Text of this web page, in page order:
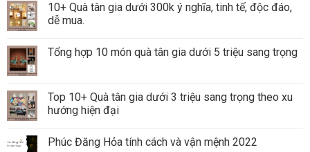
10+ Quà tân gia dưới 300k ý nghĩa, tinh tế, độc đáo,
dễ mua.
Tổng hợp 10 món quà tân gia dưới 5 triệu sang trọng
Top 10+ Quà tân gia dưới 3 triệu sang trọng theo xu
hướng hiện đại
Phúc Đăng Hỏa tính cách và vận mệnh 2022